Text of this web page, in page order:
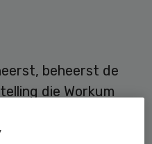
beheerst de
die Workum
de stelling, vrij